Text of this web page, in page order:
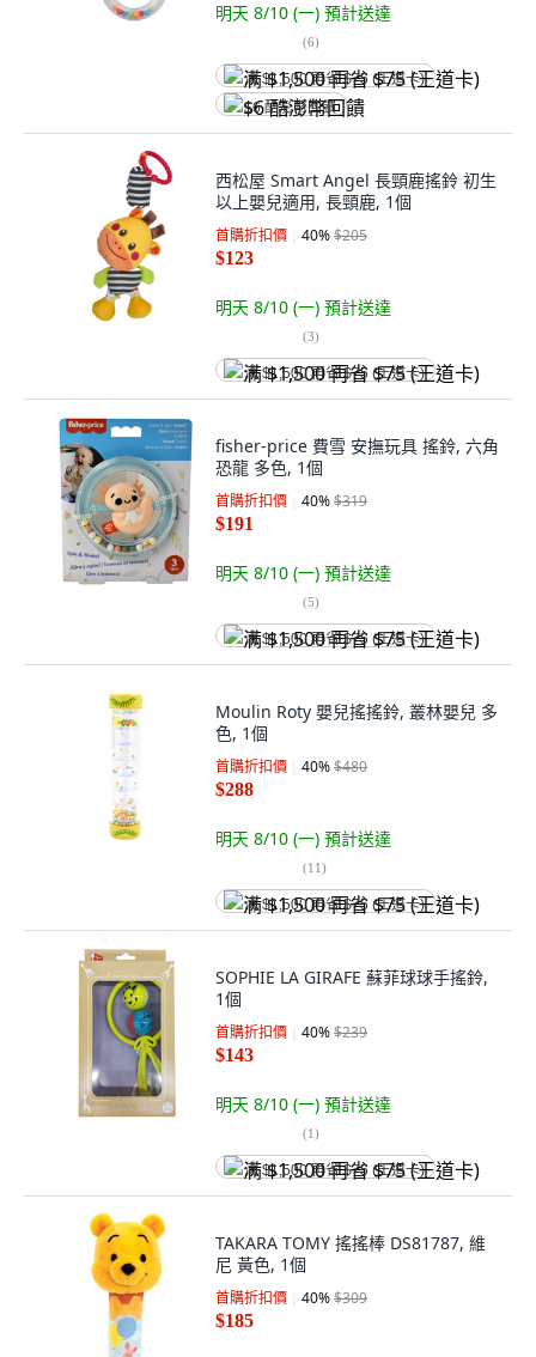
明天 8/10 (一) 預計送達
(6)
满 $1,500 再省 $75 (王道卡)
$6 酷澎幣回饋
西松屋 Smart Angel 長頸鹿搖鈴 初生
以上嬰兒適用, 長頸鹿, 1個
首購折扣價 40%$205
$123
明天 8/10 (一) 預計送達
(3)
满 $1,500 再省 $75 (王道卡)
fisher-price 費雪 安撫玩具 搖鈴, 六角
恐龍 多色, 1個
首購折扣價 40%$319
$191
明天 8/10 (一) 預計送達
(5)
满 $1,500 再省 $75 (王道卡)
Moulin Roty 嬰兒搖搖鈴, 叢林嬰兒 多
色, 1個
首購折扣價 40%$480
$288
明天 8/10 (一) 預計送達
(11)
满 $1,500 再省 $75 (王道卡)
SOPHIE LA GIRAFE 蘇菲球球手搖鈴,
1個
首購折扣價 40%$239
$143
明天 8/10 (一) 預計送達
(1)
满 $1,500 再省 $75 (王道卡)
TAKARA TOMY 搖搖棒 DS81787, 維
尼 黃色, 1個
首購折扣價 40%$309
$185